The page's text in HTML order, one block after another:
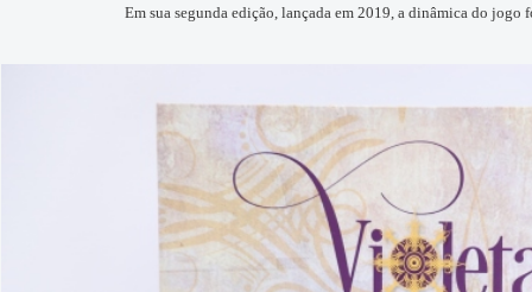
Em sua segunda edição, lançada em 2019, a dinâmica do